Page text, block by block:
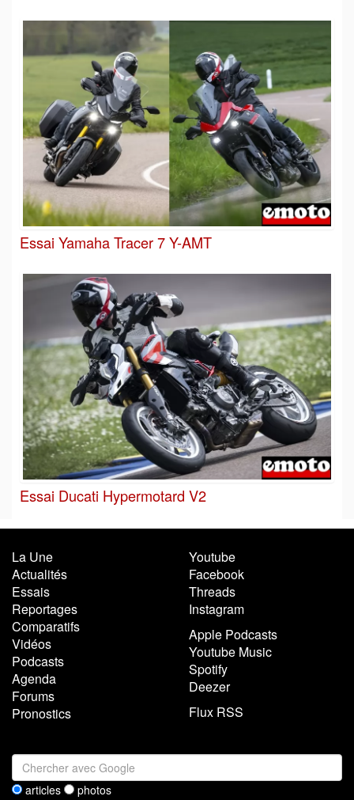
Essai Yamaha Tracer 7 Y-AMT
Essai Ducati Hypermotard V2
La Une
Actualités
Essais
Reportages
Comparatifs
Vidéos
Podcasts
Agenda
Forums
Pronostics
Youtube
Facebook
Threads
Instagram
Apple Podcasts
Youtube Music
Spotify
Deezer
Flux RSS
articles photos